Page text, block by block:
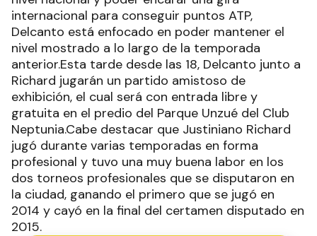
internacional para conseguir puntos ATP,
Delcanto está enfocado en poder mantener el
nivel mostrado a lo largo de la temporada
anterior.Esta tarde desde las 18, Delcanto junto a
Richard jugarán un partido amistoso de
exhibición, el cual será con entrada libre y
gratuita en el predio del Parque Unzué del Club
Neptunia.Cabe destacar que Justiniano Richard
jugó durante varias temporadas en forma
profesional y tuvo una muy buena labor en los
dos torneos profesionales que se disputaron en
la ciudad, ganando el primero que se jugó en
2014 y cayó en la final del certamen disputado en
2015.